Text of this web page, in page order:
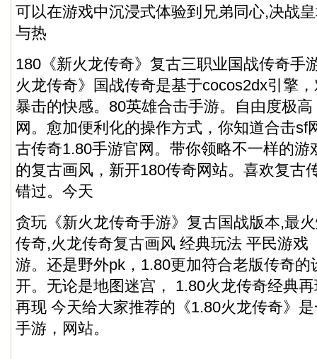
可以在游戏中沉浸式体验到兄弟同心,决战
与热
180《新火龙传奇》复古三职业国战传奇手
火龙传奇》国战传奇是基于cocos2dx引擎
暴击的快感。80英雄合击手游。自由度极
网。愈加便利化的操作方式，你知道合击sf
古传奇1.80手游官网。带你领略不一样的游
的复古画风，新开180传奇网站。喜欢复古
错过。今天
贪玩《新火龙传奇手游》复古国战版本,最
传奇,火龙传奇复古画风 经典玩法 平民游戏
游。还是野外pk，1.80更加符合老版传奇的
开。无论是地图迷宫， 1.80火龙传奇经典
再现 今天给大家推荐的《1.80火龙传奇》
手游，网站。